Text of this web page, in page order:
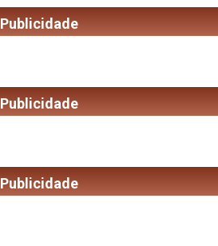
Publicidade
Publicidade
Publicidade